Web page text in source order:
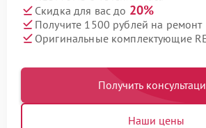
Скидка для вас до 20%
Получите 1500 рублей на ремонт
Оригинальные комплектующие
Получить
Наши цены